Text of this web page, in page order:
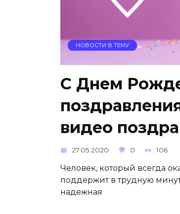
НОВОСТИ В ТЕМУ
С Днем
видео
27.05.2020 0 106
Человек, который всегда
поддержит в трудную
надежная